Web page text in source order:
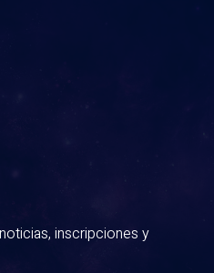
inscripciones y